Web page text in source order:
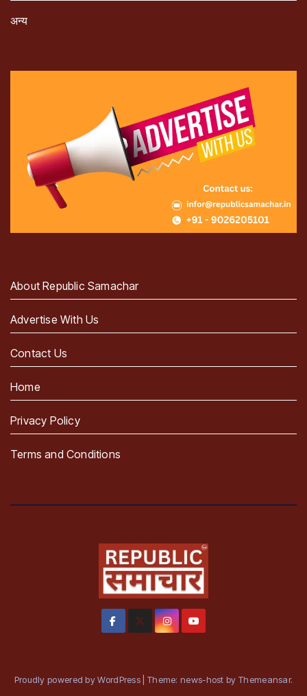
अन्य
About Republic Samachar
Advertise With Us
Contact Us
Home
Privacy Policy
Terms and Conditions
Proudly powered by WordPress Theme: news-host by Themeansar.